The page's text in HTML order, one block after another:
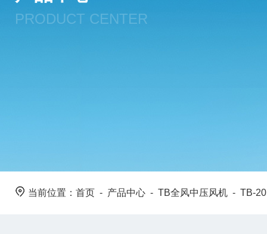
PRODUCT CENTER
当前位置： 首页 - 产品中心 - TB全风中压风机 - TB-